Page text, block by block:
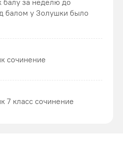
балу за неделю до
балом у Золушки было
сочинение
7 класс сочинение